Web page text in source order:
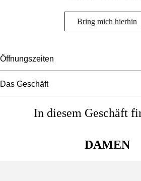
Bring mich hierhin
Öffnungszeiten
Das Geschäft
In diesem Geschäft
DAMEN